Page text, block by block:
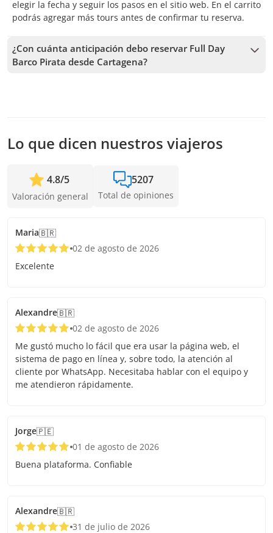
elegir la fecha y seguir los pasos en el sitio web. En el carrito
podrás agregar más tours antes de confirmar tu reserva.
¿Con cuánta anticipación debo reservar Full Day
Barco Pirata desde Cartagena?
Lo que dicen nuestros viajeros
4.8/5
Valoración general
5207
Total de opiniones
Maria🇧🇷
02 de agosto de 2026
Excelente
Alexandre🇧🇷
02 de agosto de 2026
Me gustó mucho lo fácil que era usar la página web, el
sistema de pago en línea y, sobre todo, la atención al
cliente por WhatsApp. Necesitaba hablar con el equipo y
me atendieron rápidamente.
Jorge🇵🇪
01 de agosto de 2026
Buena plataforma. Confiable
Alexandre🇧🇷
31 de julio de 2026